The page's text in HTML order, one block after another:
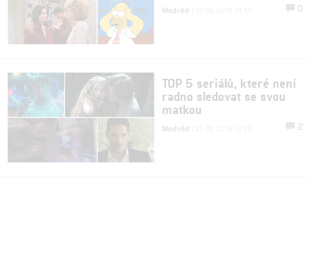
Medvěd 0
TOP 5 seriálů, které není
radno sledovat se svou
matkou
Medvěd 2